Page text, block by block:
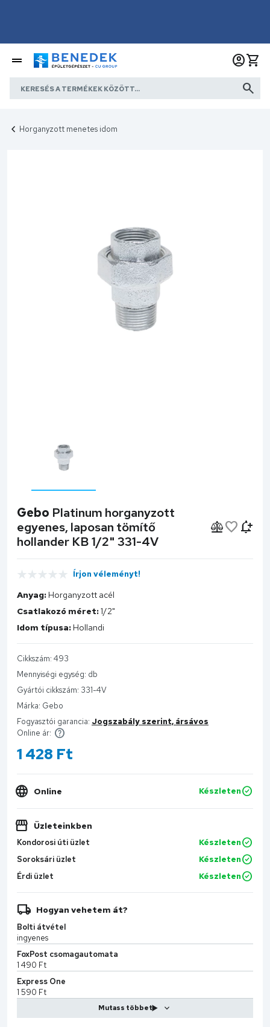
Horganyzott menetes idom
Gebo Platinum horganyzott
egyenes, laposan tömítő
hollander KB 1/2" 331-4V
Írjon véleményt!
Anyag: Horganyzott acél
Csatlakozó méret:1/2"
Idom típusa: Hollandi
Cikkszám: 493
Mennyiségi egység: db
Gyártói cikkszám: 331-4V
Márka: Gebo
Fogyasztói garancia: Jogszabály szerint, ársávos
Online ár:
1 428 Ft
Online Készleten
Üzleteinkben
Kondorosi úti üzlet
Készleten
Soroksári üzlet
Készleten
Érdi üzlet
Készleten
Hogyan vehetem át?
Bolti átvétel
ingyenes
FoxPost csomagautomata
1 490 Ft
Express One
1 590 Ft
2 599 Ft